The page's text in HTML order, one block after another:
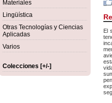
Materiales
Lingüística
Otras Tecnologías y Ciencias
Aplicadas
Varios
Colecciones [+/-]
El